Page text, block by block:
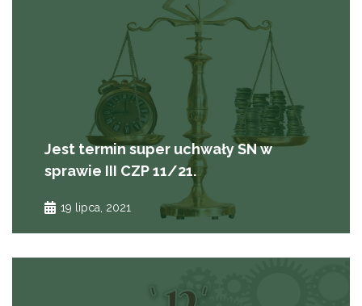
Jest termin super uchwały SN w
sprawie III CZP 11/21.
19 lipca, 2021